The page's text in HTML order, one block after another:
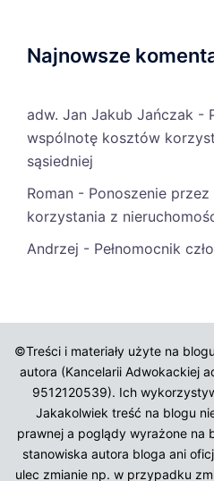
Najnowsze
adw. Jan Jakub Jańczak -
wspólnotę kosztów
sąsiedniej
Roman - Ponoszenie
korzystania z
Andrzej - Pełnomocnik
©Treści i materiały użyte na
autora (Kancelarii Adwokackiej
9512120539). Ich
Jakakolwiek treść na blogu
prawnej a poglądy wyrażone na
stanowiska autora bloga ani
ulec zmianie np. w przypadku